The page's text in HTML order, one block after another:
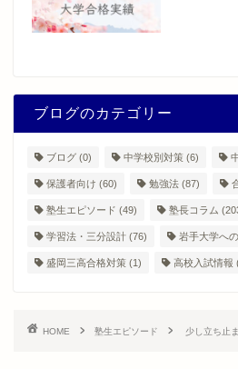
ブログのカテゴリー
ブログ (0) 中学校別対策 (6)
保護者向け (60) 勉強法 (87)
塾生エピソード (49) 塾長コラム
学習法・三分設計 (76) 岩手大学へ
盛岡三高合格対策 (1) 高校入試情報
HOME 塾生エピソード 少し立ち止